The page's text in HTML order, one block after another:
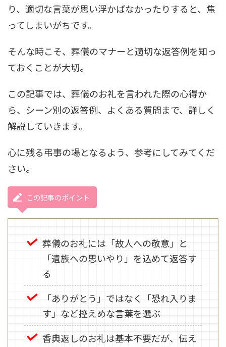
り、適切な言葉が思い浮かばなかったりすると、焦
ってしまいがちです。
そんな時こそ、葬儀のマナーと適切な返答例を知っ
ておくことが大切。
この記事では、葬儀のお礼を言われた際の心得か
ら、シーン別の返答例、よくある質問まで、詳しく
解説していきます。
心に残る弔事の場となるよう、参考にしてみてくだ
さい。
この記事のポイント
葬儀のお礼には「故人への敬意」と
「遺族への思いやり」を込めて返答す
る
「ありがとう」ではなく「恐れ入りま
す」など控えめな言葉を選ぶ
香典返しのお礼は基本不要だが、伝え